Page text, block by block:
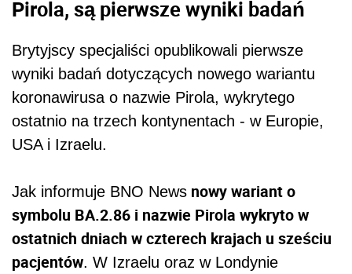
Pirola, są pierwsze wyniki badań
Brytyjscy specjaliści opublikowali pierwsze
wyniki badań dotyczących nowego wariantu
koronawirusa o nazwie Pirola, wykrytego
ostatnio na trzech kontynentach - w Europie,
USA i Izraelu.
Jak informuje BNO News nowy wariant o
symbolu BA.2.86 i nazwie Pirola wykryto w
ostatnich dniach w czterech krajach u sześciu
pacjentów. W Izraelu oraz w Londynie